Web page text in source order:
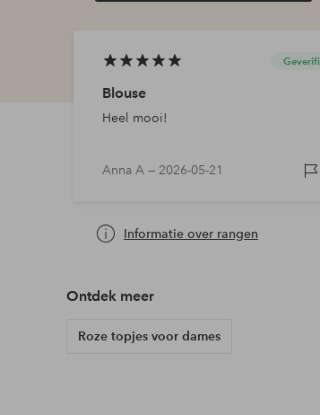
Blouse
Heel mooi!
Anna A — 2026-05-21
Informatie over rangen
Ontdek meer
Roze topjes voor dames